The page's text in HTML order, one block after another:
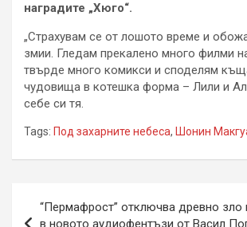
наградите „Хюго“.
„Страхувам се от лошото време и
змии. Гледам прекалено много филми
твърде много комикси и споделям
чудовища в котешка форма – Лили и
себе си тя.
Tags: Под захарните небеса, Шонин
“Пермафрост” отключва древно зло